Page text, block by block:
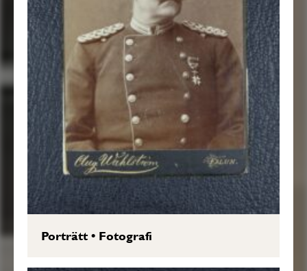
Porträtt• Fotografi